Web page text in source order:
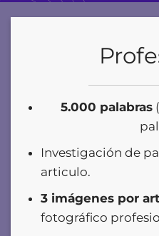
5.000 palabras
Investigación de
articulo.
3 imágenes por
fotográfico